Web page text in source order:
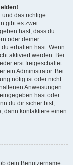
und das richtige
gibt es zwei
hast, dass du
oder deiner
erhalten hast. Wenn
aktiviert werden. Bei
erst freigeschaltet
ein Administrator. Bei
nötig ist oder nicht.
Anweisungen.
hast oder
du dir sicher bist,
dann kontaktiere einen
dein Benutzername